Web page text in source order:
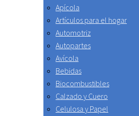
Apícola
Artículos para el hogar
Automotriz
Autopartes
Avícola
Bebidas
Biocombustibles
Calzado y Cuero
Celulosa y Papel